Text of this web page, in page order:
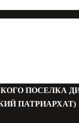
ПОСЕЛКА
ПАТРИАРХАТ)